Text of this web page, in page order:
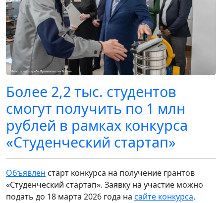
Более 2,2 тыс. студентов
смогут получить по 1 млн
рублей в рамках конкурса
«Студенческий стартап»
Объявлен старт конкурса на получение грантов
«Студенческий стартап». Заявку на участие можно
подать до 18 марта 2026 года на сайте конкурса.